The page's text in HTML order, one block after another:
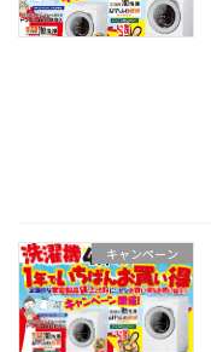
キャンペーン